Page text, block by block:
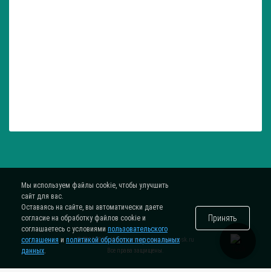
® 2015-2026. Интернет-магазинzatar-msk.ru
Все права защищены.
Мы используем файлы cookie, чтобы улучшить
сайт для вас.
Оставаясь на сайте, вы автоматически даете
согласие на обработку файлов cookie и
соглашаетесь с условиями пользовательского
соглашения и политикой обработки персональных
данных.
Принять